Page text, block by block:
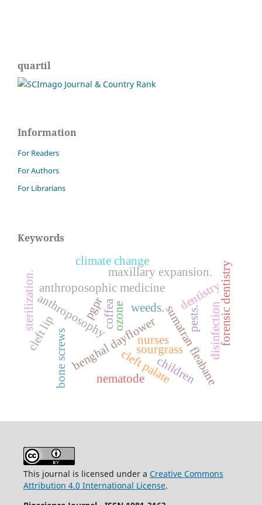
quartil
Information
For Readers
For Authors
For Librarians
Keywords
benghal dayflowersourgrasssumatran fleabane
weeds.
anthroposophy
anthroposophic medicine dentistryforensic dentistry
bone screws
cleft lip
cleft palate
maxillary expansion.
ozone
coffea
nematode
pests. disinfection
sterilization.
nurses
climate change
children
pgpr
This journal is licensed under a Creative Commons
Attribution 4.0 International License.